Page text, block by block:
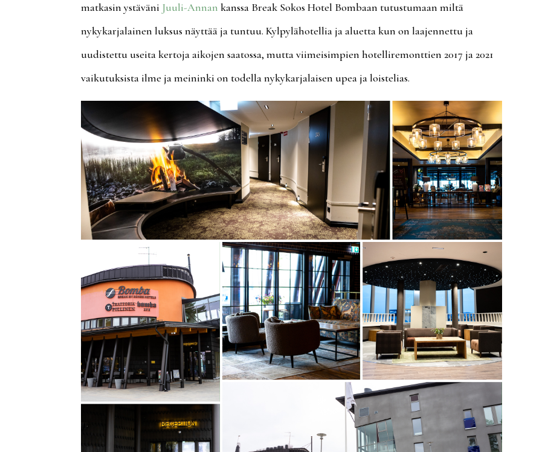
matkasin ystäväni Juuli-Annan kanssa Break Sokos Hotel Bombaan tutustumaan miltä
nykykarjalainen luksus näyttää ja tuntuu. Kylpylähotellia ja aluetta kun on laajennettu ja
uudistettu useita kertoja aikojen saatossa, mutta viimeisimpien hotelliremonttien 2017 ja 2021
vaikutuksista ilme ja meininki on todella nykykarjalaisen upea ja loistelias.